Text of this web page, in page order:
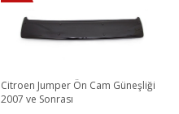
Citroen Jumper Ön Cam Güneşliği
2007 ve Sonrası